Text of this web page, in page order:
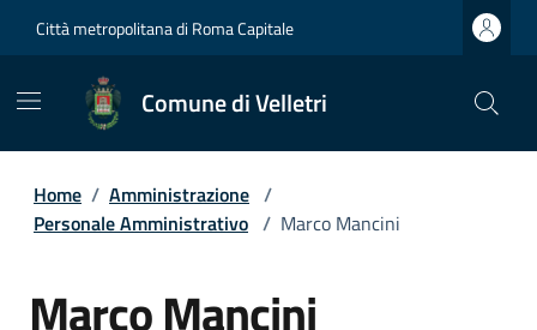
Città metropolitana di Roma Capitale
Comune di Velletri
Home / Amministrazione /
Personale Amministrativo / Marco Mancini
Marco Mancini